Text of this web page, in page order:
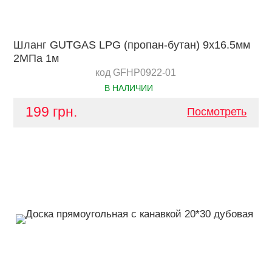
Шланг GUTGAS LPG (пропан-бутан) 9х16.5мм
2МПа 1м
код GFHP0922-01
В НАЛИЧИИ
199 грн. Посмотреть